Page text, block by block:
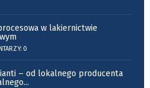
w lakiernictwie
0
– od lokalnego producenta
...